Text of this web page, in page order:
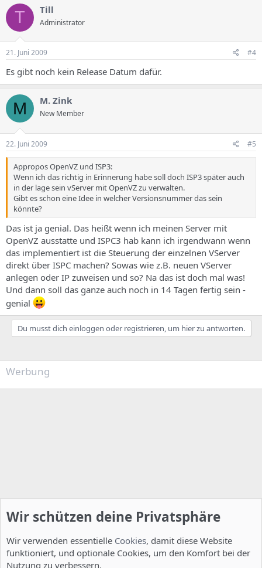
T Till
Administrator
21. Juni 2009 #4
Es gibt noch kein Release Datum dafür.
M M. Zink
New Member
22. Juni 2009 #5
Appropos OpenVZ und ISP3:
Wenn ich das richtig in Erinnerung habe soll doch ISP3 später auch
in der lage sein vServer mit OpenVZ zu verwalten.
Gibt es schon eine Idee in welcher Versionsnummer das sein
könnte?
Das ist ja genial. Das heißt wenn ich meinen Server mit
OpenVZ ausstatte und ISPC3 hab kann ich irgendwann wenn
das implementiert ist die Steuerung der einzelnen VServer
direkt über ISPC machen? Sowas wie z.B. neuen VServer
anlegen oder IP zuweisen und so? Na das ist doch mal was!
Und dann soll das ganze auch noch in 14 Tagen fertig sein -
genial
Du musst dich einloggen oder registrieren, um hier zu antworten.
Werbung
Wir schützen deine Privatsphäre
Wir verwenden essentielle Cookies, damit diese Website
funktioniert, und optionale Cookies, um den Komfort bei der
Nutzung zu verbessern.